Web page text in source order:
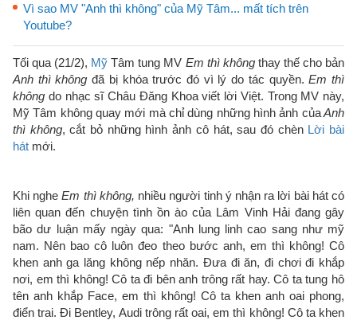
Vì sao MV "Anh thì không" của Mỹ Tâm... mất tích trên
Youtube?
Tối qua (21/2), Mỹ Tâm tung MV Em thì khôngthay thế cho bản
Anh thì khôngđã bị khóa trước đó vì lý do tác quyền.Em thì
không do nhạc sĩ Châu Đăng Khoa viết lời Việt. Trong MV này,
Mỹ Tâm không quay mới mà chỉ dùng những hình ảnh củaAnh
thì không, cắt bỏ những hình ảnh cô hát, sau đó chèn Lời bài
hát mới.
Khi nghe Em thì không, nhiều người tinh ý nhận ra lời bài hát có
liên quan đến chuyện tình ồn ào của Lâm Vinh Hải đang gây
bão dư luận mấy ngày qua: "Anh lung linh cao sang như mỹ
nam. Nên bao cô luôn đeo theo bước anh, em thì không! Cô
khen anh ga lăng không nếp nhăn. Đưa đi ăn, đi chơi đi khắp
nơi, em thì không! Cô ta đi bên anh trông rất hay. Cô ta tung hô
tên anh khắp Face, em thì không! Cô ta khen anh oai phong,
điển trai. Đi Bentley, Audi trông rất oai, em thì không! Cô ta khen